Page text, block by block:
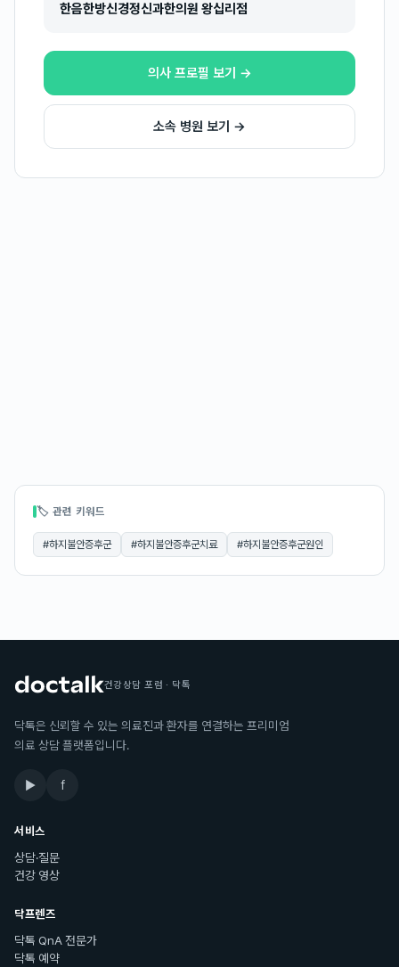
한음한방신경정신과한의원 왕십리점
의사 프로필 보기 →
소속 병원 보기 →
🏷 관련 키워드
#하지불안증후군 #하지불안증후군치료 #하지불안증후군원인
건강상담 포럼 · 닥톡
닥톡은 신뢰할 수 있는 의료진과 환자를 연결하는 프리미엄
의료 상담 플랫폼입니다.
▶ f
서비스
상담·질문
건강 영상
닥프렌즈
닥톡 QnA 전문가
닥톡 예약